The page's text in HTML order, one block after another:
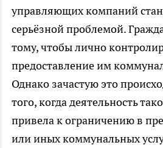
управляющих компаний
серьёзной проблемой.
тому, чтобы лично
предоставление им
Однако зачастую это
того, когда деятельность
привела к ограничению в
или иных коммунальных